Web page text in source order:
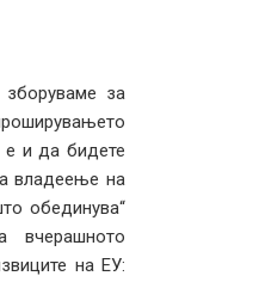
за
е и да бидете
владеење на
обединува“
вчерашното
на ЕУ: